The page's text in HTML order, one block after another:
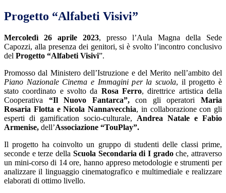
Progetto “Alfabeti Visivi”
Mercoledì 26 aprile 2023, presso l’Aula Magna della Sede
Capozzi, alla presenza dei genitori, si è svolto l’incontro conclusivo
del Progetto “Alfabeti Visivi”.
Promosso dal Ministero dell’Istruzione e del Merito nell’ambito del
Piano Nazionale Cinema e Immagini per la scuola, il progetto è
stato coordinato e svolto da Rosa Ferro, direttrice artistica della
Cooperativa “Il Nuovo Fantarca”,con gli operatoriMaria
Rosaria Flotta e Nicola Nannavecchia, in collaborazione con gli
esperti di gamification socio-culturale, Andrea Natale e Fabio
Armenise, dell’Associazione “TouPlay”.
Il progetto ha coinvolto un gruppo di studenti delle classi prime,
seconde e terze della Scuola Secondaria di I gradoche, attraverso
un mini-corso di 14 ore, hanno appreso metodologie e strumenti per
analizzare il linguaggio cinematografico e multimediale e realizzare
elaborati di ottimo livello.